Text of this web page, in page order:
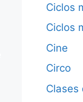
Ciclos
Ciclos
Cine
Circo
Clases